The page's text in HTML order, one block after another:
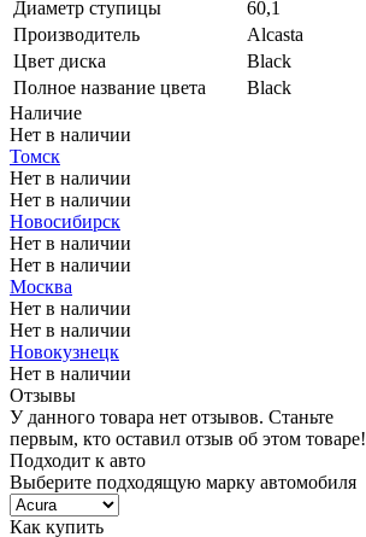
Диаметр ступицы
60,1
Производитель
Alcasta
Цвет диска
Black
Полное название цвета
Black
Наличие
Нет в наличии
Томск
Нет в наличии
Нет в наличии
Новосибирск
Нет в наличии
Нет в наличии
Москва
Нет в наличии
Нет в наличии
Новокузнецк
Нет в наличии
Отзывы
У данного товара нет отзывов. Станьте
первым, кто оставил отзыв об этом товаре!
Подходит к авто
Выберите подходящую марку автомобиля
Как купить